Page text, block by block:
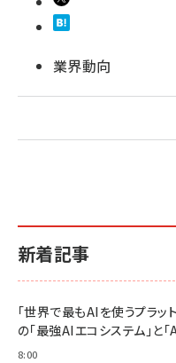
業界動向
新着記事
「世界で最もAIを使うプラッ
の「最強AIエコシステム」と
8:00